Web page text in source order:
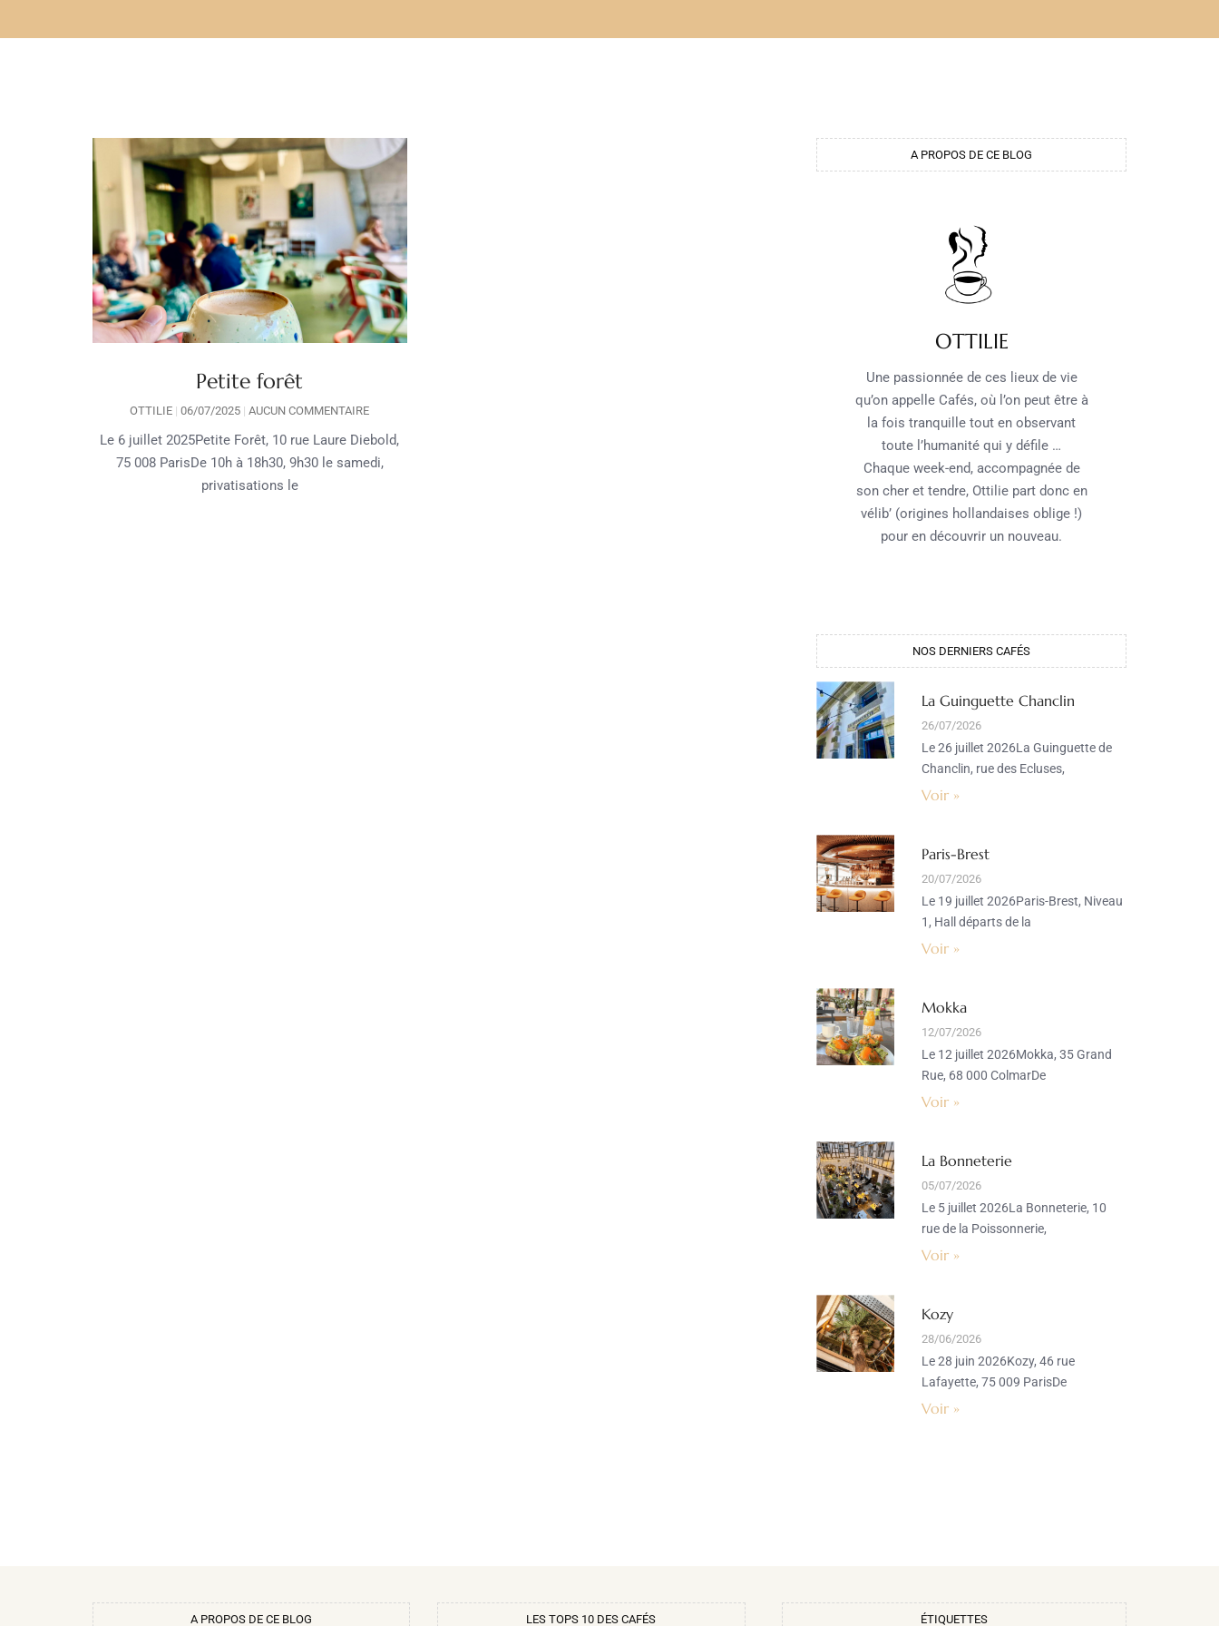
Petite forêt
OTTILIE 06/07/2025 AUCUN COMMENTAIRE
Le 6 juillet 2025Petite Forêt, 10 rue Laure Diebold,
75 008 ParisDe 10h à 18h30, 9h30 le samedi,
privatisations le
A PROPOS DE CE BLOG
OTTILIE
Une passionnée de ces lieux de vie
qu’on appelle Cafés, où l’on peut être à
la fois tranquille tout en observant
toute l’humanité qui y défile …
Chaque week-end, accompagnée de
son cher et tendre, Ottilie part donc en
vélib’ (origines hollandaises oblige !)
pour en découvrir un nouveau.
NOS DERNIERS CAFÉS​
La Guinguette Chanclin
26/07/2026
Le 26 juillet 2026La Guinguette de
Chanclin, rue des Ecluses,
Voir »
Paris-Brest
20/07/2026
Le 19 juillet 2026Paris-Brest, Niveau
1, Hall départs de la
Voir »
Mokka
12/07/2026
Le 12 juillet 2026Mokka, 35 Grand
Rue, 68 000 ColmarDe
Voir »
La Bonneterie
05/07/2026
Le 5 juillet 2026La Bonneterie, 10
rue de la Poissonnerie,
Voir »
Kozy
28/06/2026
Le 28 juin 2026Kozy, 46 rue
Lafayette, 75 009 ParisDe
Voir »
A PROPOS DE CE BLOG​ LES TOPS 10 DES CAFÉS ÉTIQUETTES